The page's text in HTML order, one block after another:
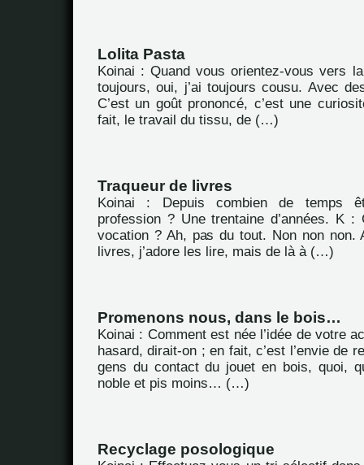
Lolita Pasta
Koinai : Quand vous orientez-vous vers
toujours, oui, j’ai toujours cousu. Avec
C’est un goût prononcé, c’est une
fait, le travail du tissu, de (…)
Traqueur de livres
Koinai : Depuis combien de temps
profession ? Une trentaine d’années. K :
vocation ? Ah, pas du tout. Non non non.
livres, j’adore les lire, mais de là à (…)
Promenons nous, dans le bois…
Koinai : Comment est née l’idée de votre
hasard, dirait-on ; en fait, c’est l’envie de
gens du contact du jouet en bois, quoi,
noble et pis moins… (…)
Recyclage posologique